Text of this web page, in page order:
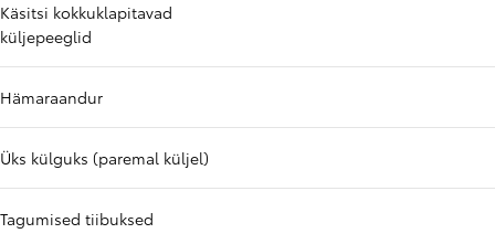
Käsitsi kokkuklapitavad
küljepeeglid
Hämaraandur
Üks külguks (paremal küljel)
Tagumised tiibuksed